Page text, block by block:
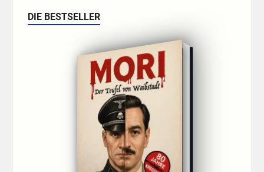
DIE BESTSELLER